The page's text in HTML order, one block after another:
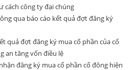
cách công ty đại chúng
qua báo cáo kết quả đợt đăng ký
quả đợt đăng ký mua cổ phần của cổ
an tăng vốn điều lệ
đăng ký mua cổ phần cổ đông hiện